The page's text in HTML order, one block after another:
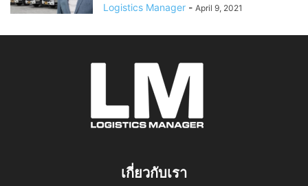
Logistics Manager - April 9, 2021
เกี่ยวกับเรา